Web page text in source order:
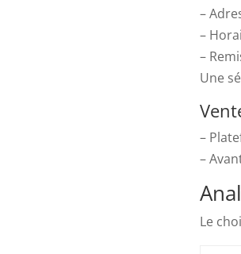
–
–
–
Une
–
–
Le